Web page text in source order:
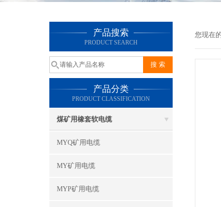
产品搜索
PRODUCT SEARCH
产品分类
PRODUCT CLASSIFICATION
煤矿用橡套软电缆
MYQ矿用电缆
MY矿用电缆
MYP矿用电缆
您现在